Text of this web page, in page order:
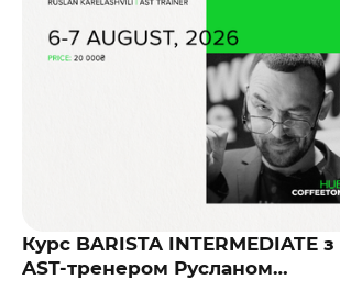
Курс BARISTA INTERMEDIATE з
AST-тренером Русланом